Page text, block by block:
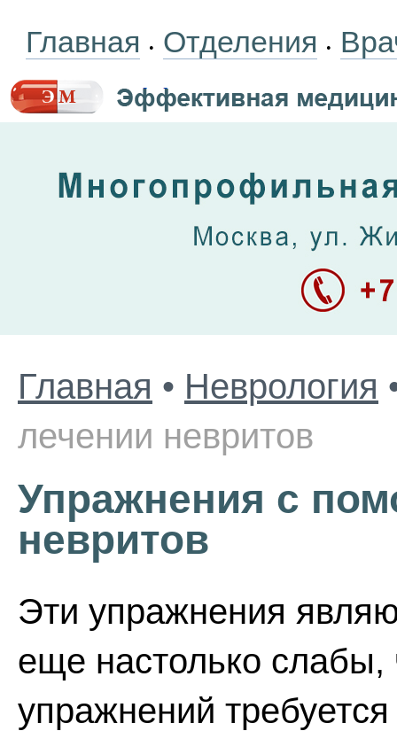
Главная • Отделения •
Главная • Неврология
лечении невритов
Упражнения с
невритов
Эти упражнения
еще настолько
упражнений